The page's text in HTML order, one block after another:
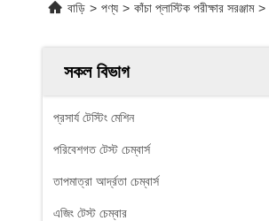
বাড়ি > পণ্য > কাঁচা প্লাস্টিক পরীক্ষার সরঞ্জাম >
সকল বিভাগ
প্রসার্য টেস্টিং মেশিন
পরিবেশগত টেস্ট চেম্বার্স
তাপমাত্রা আর্দ্রতা চেম্বার্স
এজিং টেস্ট চেম্বার